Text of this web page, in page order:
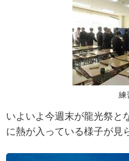
練
いよいよ今週末が龍光祭と
に熱が入っている様子が見